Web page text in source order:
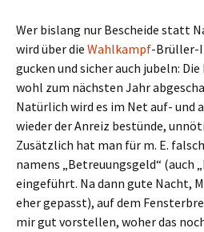
Wer bislang nur Bescheide statt
wird über die Wahlkampf-Brüller-
gucken und sicher auch jubeln:
wohl zum nächsten Jahr
Natürlich wird es im Net auf- und
wieder der Anreiz bestünde,
Zusätzlich hat man für m. E.
namens „Betreuungsgeld“ (auch
eingeführt. Na dann gute Nacht,
eher gepasst), auf dem
mir gut vorstellen, woher das